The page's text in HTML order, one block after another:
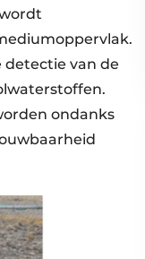
detectie van de
ondanks